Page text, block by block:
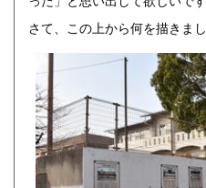
さて、この上から何を描きま